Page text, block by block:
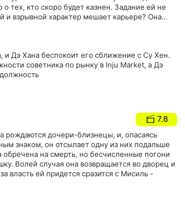
о тех, кто скоро будет казнен. Задание ей не
и взрывной характер мешает карьере? Она
то же самое видео от бывшего
в преступлении после ее
в напарники к детективу Кану назначают О
детектива, на которого не влияют ни
огромное богатство - и явно что-то знает и
том, кто на самом деле его совершил.
Дэ Хана беспокоит его сближение с Су Хен.
советника по рынку в Inju Market, а Дэ
7.8
рождаются дочери-близнецы, и, опасаясь
знаком, он отсылает одну из них подальше
на смерть, но бесчисленные погони
Волей случая она возвращается во дворец и
власть ей придется сразится с Мисиль -